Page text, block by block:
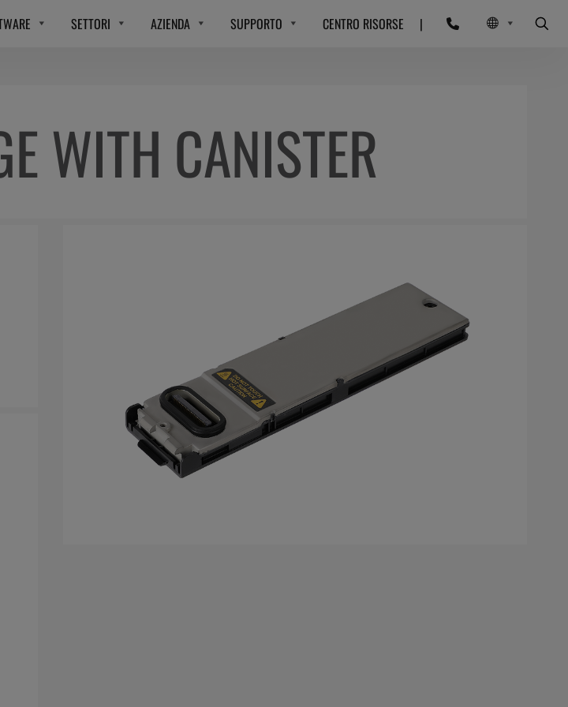
SETTORI AZIENDA SUPPORTO CENTRO RISORSE |
WITH CANISTER